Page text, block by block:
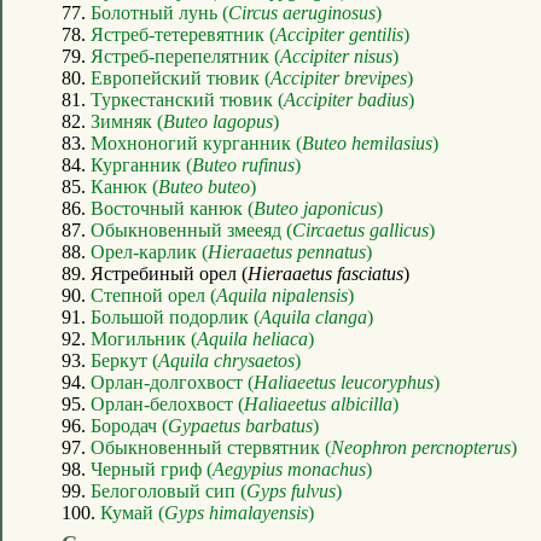
77. Болотный лунь (Circus aeruginosus)
78. Ястреб-тетеревятник (Accipiter gentilis)
79. Ястреб-перепелятник (Accipiter nisus)
80. Европейский тювик (Accipiter brevipes)
81. Туркестанский тювик (Accipiter badius)
82. Зимняк (Buteo lagopus)
83. Мохноногий курганник (Buteo hemilasius)
84. Курганник (Buteo rufinus)
85. Канюк (Buteo buteo)
86. Восточный канюк (Buteo japonicus)
87. Обыкновенный змееяд (Circaetus gallicus)
88. Орел-карлик (Hieraaetus pennatus)
89. Ястребиный орел (Hieraaetus fasciatus)
90. Степной орел (Aquila nipalensis)
91. Большой подорлик (Aquila clanga)
92. Могильник (Aquila heliaca)
93. Беркут (Aquila chrysaetos)
94. Орлан-долгохвост (Haliaeetus leucoryphus)
95. Орлан-белохвост (Haliaeetus albicilla)
96. Бородач (Gypaetus barbatus)
97. Обыкновенный стервятник (Neophron percnopterus)
98. Черный гриф (Aegypius monachus)
99. Белоголовый сип (Gyps fulvus)
100. Кумай (Gyps himalayensis)